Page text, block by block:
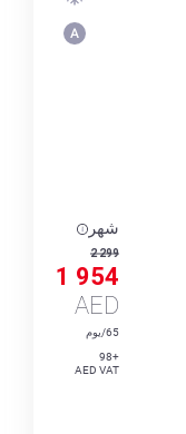
شهر
2 299
1 954
AED
65/يوم
+98
AED VAT